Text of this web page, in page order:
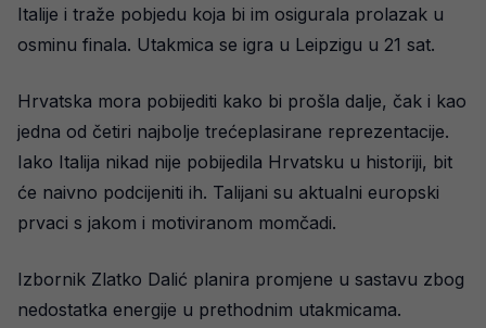
Italije i traže pobjedu koja bi im osigurala prolazak u
osminu finala. Utakmica se igra u Leipzigu u 21 sat.
Hrvatska mora pobijediti kako bi prošla dalje, čak i kao
jedna od četiri najbolje trećeplasirane reprezentacije.
Iako Italija nikad nije pobijedila Hrvatsku u historiji, bit
će naivno podcijeniti ih. Talijani su aktualni europski
prvaci s jakom i motiviranom momčadi.
Izbornik Zlatko Dalić planira promjene u sastavu zbog
nedostatka energije u prethodnim utakmicama.